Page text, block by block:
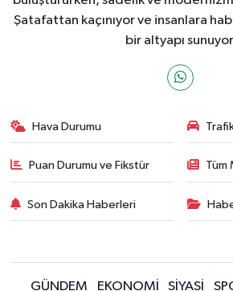
Şatafattan kaçınıyor ve insanlara
bir altyapı
Hava Durumu
Puan Durumu ve Fikstür Tüm
Son Dakika Haberleri
GÜNDEM EKONOMİ SİYASİ